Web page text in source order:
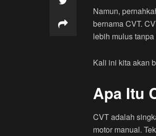
Namun,
bernama CVT.
lebih mulus
Kali ini kita akan
Apa Itu
CVT adalah
motor manual.